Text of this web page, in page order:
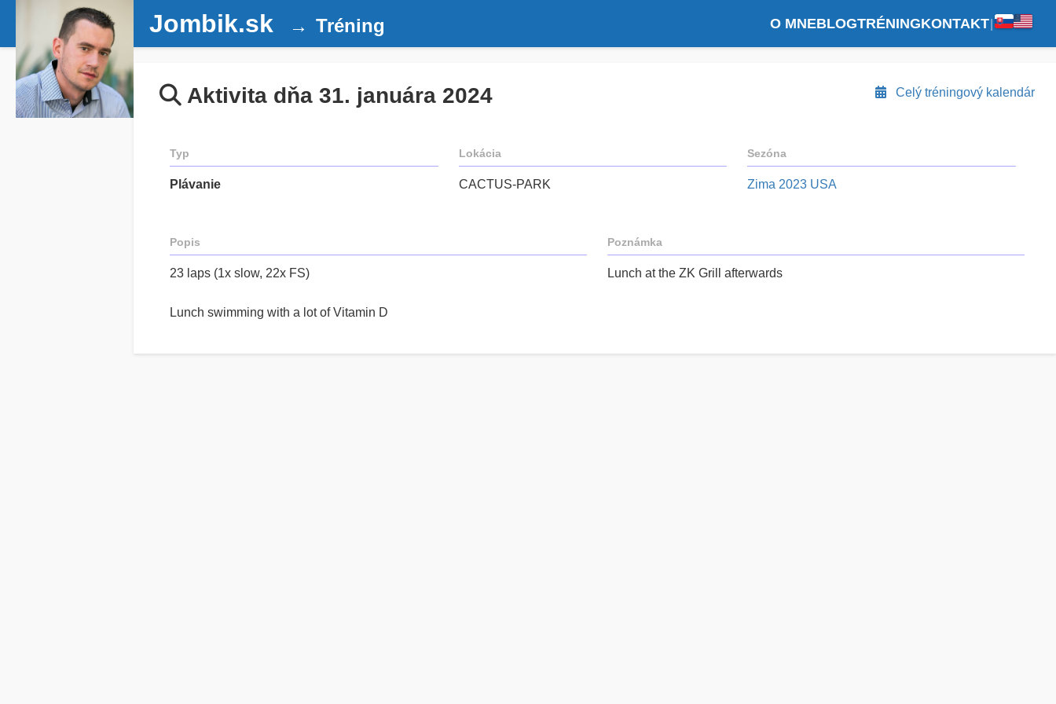
Jombik.sk Tréning O MNEBLOGTRÉNINGKONTAKT
Celý tréningový kalendár
Aktivita dňa 31. januára 2024
Typ
Plávanie
Lokácia
CACTUS-PARK
Sezóna
Zima 2023 USA
Popis
23 laps (1x slow, 22x FS)
Lunch swimming with a lot of Vitamin D
Poznámka
Lunch at the ZK Grill afterwards